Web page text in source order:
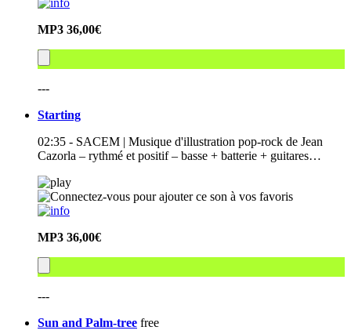
MP3 36,00€
---
Starting
02:35 - SACEM | Musique d'illustration pop-rock de Jean
Cazorla – rythmé et positif – basse + batterie + guitares…
MP3 36,00€
---
Sun and Palm-tree free